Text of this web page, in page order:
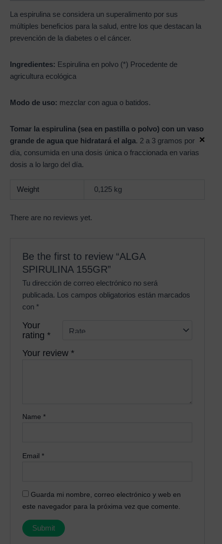
La espirulina se considera un superalimento por sus
múltiples beneficios para la salud, entre los que destacan la
prevención de la diabetes o el cáncer.
Ingredientes: Espirulina en polvo (*) Procedente de
agricultura ecológica
Modo de uso: mezclar con agua o batidos.
Tomar la espirulina (sea en pastilla o polvo) con un vaso
grande de agua que hidratará el alga. 2 a 3 gramos por
día, consumida en una dosis única o fraccionada en varias
dosis a lo largo del día.
Weight 0,125 kg
There are no reviews yet.
Be the first to review “ALGA
SPIRULINA 155GR”
Tu dirección de correo electrónico no será
publicada.
Los campos obligatorios están marcados
con *
Your
rating*
Your review*
Name*
Email*
Guarda mi nombre, correo electrónico y web en
este navegador para la próxima vez que comente.
×